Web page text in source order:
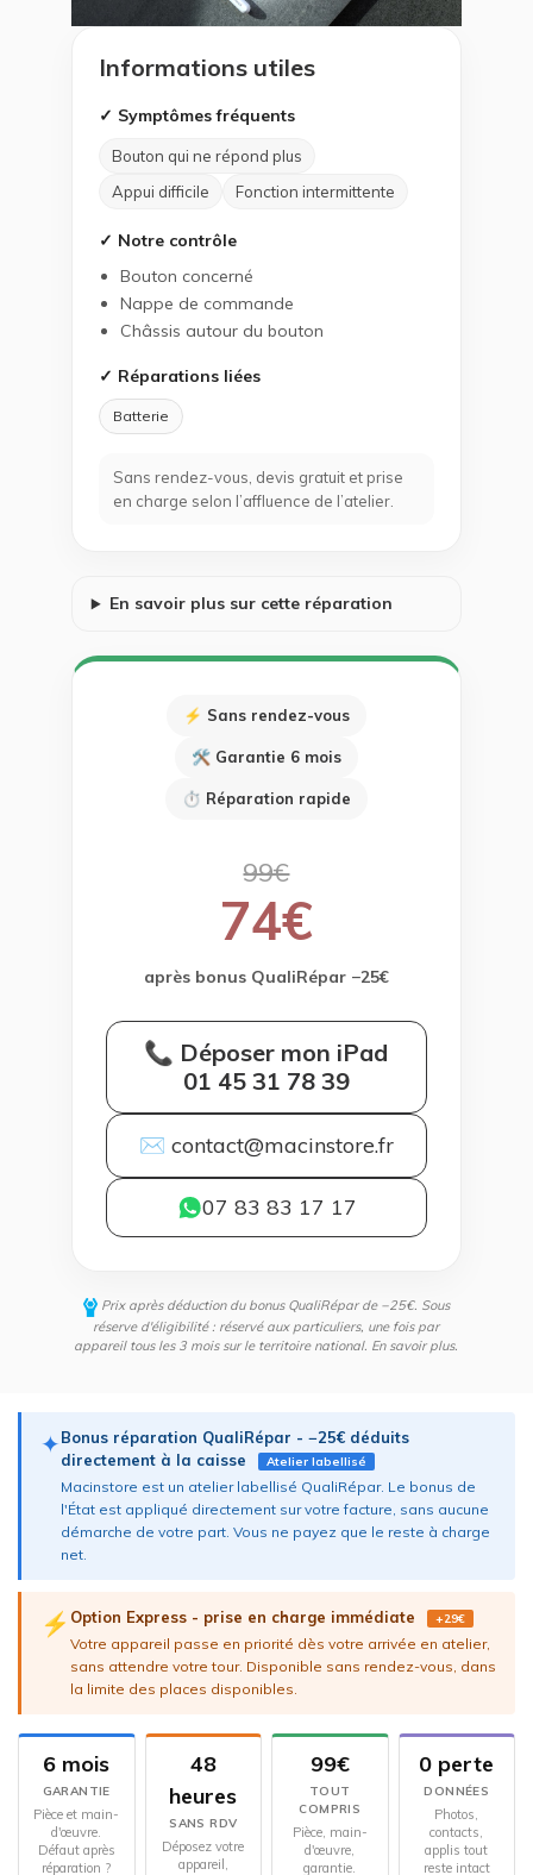
Informations utiles
✓ Symptômes fréquents
Bouton qui ne répond plus
Appui difficile
Fonction intermittente
✓ Notre contrôle
Bouton concerné
Nappe de commande
Châssis autour du bouton
✓ Réparations liées
Batterie
Sans rendez-vous, devis gratuit et prise
en charge selon l’affluence de l’atelier.
En savoir plus sur cette réparation
⚡ Sans rendez-vous
🛠 Garantie 6 mois
⏱ Réparation rapide
99€
74€
après bonus QualiRépar −25€
📞 Déposer mon iPad
01 45 31 78 39
✉ contact@macinstore.fr
07 83 83 17 17
Prix après déduction du bonus QualiRépar de −25€. Sous
réserve d'éligibilité : réservé aux particuliers, une fois par
appareil tous les 3 mois sur le territoire national. En savoir plus.
✦Bonus réparation QualiRépar - −25€ déduits
directement à la caisse
Atelier labellisé
Macinstore est un atelier labellisé QualiRépar. Le bonus de
l'État est appliqué directement sur votre facture, sans aucune
démarche de votre part. Vous ne payez que le reste à charge
net.
⚡ Option Express - prise en charge immédiate +29€
Votre appareil passe en priorité dès votre arrivée en atelier,
sans attendre votre tour. Disponible sans rendez-vous, dans
la limite des places disponibles.
6 mois
GARANTIE
Pièce et main-
d'œuvre.
Défaut après
réparation ?
48
heures
SANS RDV
Déposez votre
appareil,
99€
TOUT
COMPRIS
Pièce, main-
d'œuvre,
garantie.
0 perte
DONNÉES
Photos,
contacts,
applis tout
reste intact